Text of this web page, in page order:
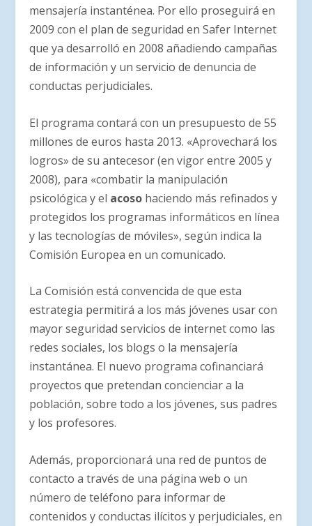
mensajería instanténea. Por ello proseguirá en
2009 con el plan de seguridad en Safer Internet
que ya desarrolló en 2008 añadiendo campañas
de información y un servicio de denuncia de
conductas perjudiciales.
El programa contará con un presupuesto de 55
millones de euros hasta 2013. «Aprovechará los
logros» de su antecesor (en vigor entre 2005 y
2008), para «combatir la manipulación
psicológica y el acoso haciendo más refinados y
protegidos los programas informáticos en línea
y las tecnologías de móviles», según indica la
Comisión Europea en un comunicado.
La Comisión está convencida de que esta
estrategia permitirá a los más jóvenes usar con
mayor seguridad servicios de internet como las
redes sociales, los blogs o la mensajería
instantánea. El nuevo programa cofinanciará
proyectos que pretendan concienciar a la
población, sobre todo a los jóvenes, sus padres
y los profesores.
Además, proporcionará una red de puntos de
contacto a través de una página web o un
número de teléfono para informar de
contenidos y conductas ilícitos y perjudiciales, en